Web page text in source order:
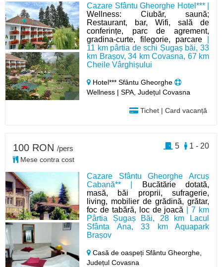
Cazare Sfântu Gheorghe Hotel*** |
Wellness: Ciubăr, saună;
Restaurant, bar, Wifi, sală de
conferințe, parc de agrement,
gradina-curte, filegorie, parcare
11 km pârtia de schi Șugaș băi, 33
km Brașov, 34 km Covasna, 67 km
Cheile Vârghișului
Hotel*** Sfântu Gheorghe
Wellness | SPA, Județul Covasna
Tichet | Card vacanță
Cazare Sfântu Gheorghe Arcuș
Cabană** |
Bucătărie dotată,
masă, băi proprii, sufragerie,
living, mobilier de grădină, grătar,
foc de tabără, loc de joacă | 7 km
Pârtia Șugaș Băi, 28 km Lacul
Sfânta Ana, 33 km Aquapark
Brașov
Casă de oaspeți Sfântu Gheorghe,
Județul Covasna
100 RON /pers
Mese contra cost
1 - 20
5